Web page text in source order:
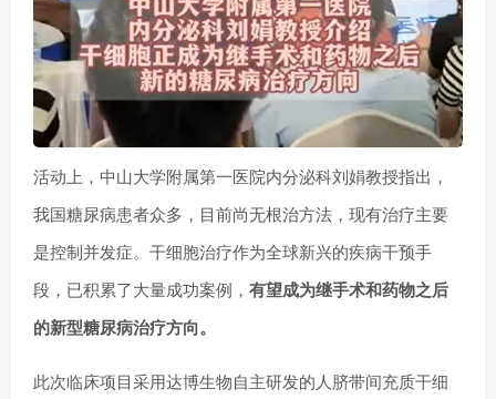
活动上，中山大学附属第一医院内分泌科刘娟教授指出，
我国糖尿病患者众多，目前尚无根治方法，现有治疗主要
是控制并发症。干细胞治疗作为全球新兴的疾病干预手
段，已积累了大量成功案例， 有望成为继手术和药物之后
的新型糖尿病治疗方向。
此次临床项目采用达博生物自主研发的人脐带间充质干细